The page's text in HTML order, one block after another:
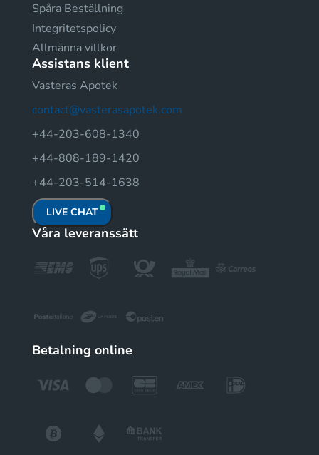
Spåra Beställning
Integritetspolicy
Allmänna villkor
Assistans klient
Vasteras Apotek
contact@vasterasapotek.com
+44-203-608-1340
+44-808-189-1420
+44-203-514-1638
LIVE CHAT
Våra leveranssätt
Betalning online